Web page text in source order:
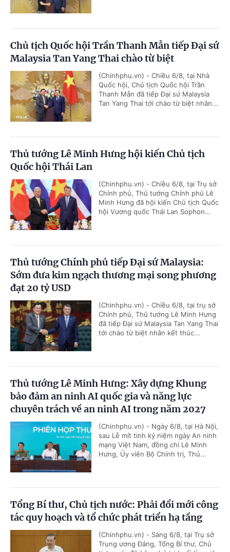
Chủ tịch Quốc hội Trần Thanh Mẫn tiếp Đại sứ
Malaysia Tan Yang Thai chào từ biệt
(Chinhphu.vn) - Chiều 6/8, tại Nhà
Quốc hội, Chủ tịch Quốc hội Trần
Thanh Mẫn đã tiếp Đại sứ Malaysia
Tan Yang Thai tới chào từ biệt nhân...
Thủ tướng Lê Minh Hưng hội kiến Chủ tịch
Quốc hội Thái Lan
(Chinhphu.vn) - Chiều 6/8, tại Trụ sở
Chính phủ, Thủ tướng Chính phủ Lê
Minh Hưng đã hội kiến Chủ tịch Quốc
hội Vương quốc Thái Lan Sophon...
Thủ tướng Chính phủ tiếp Đại sứ Malaysia:
Sớm đưa kim ngạch thương mại song phương
đạt 20 tỷ USD
(Chinhphu.vn) - Chiều 6/8, tại trụ sở
Chính phủ, Thủ tướng Lê Minh Hưng
đã tiếp Đại sứ Malaysia Tan Yang Thai
tới chào từ biệt nhân kết thúc...
Thủ tướng Lê Minh Hưng: Xây dựng Khung
bảo đảm an ninh AI quốc gia và năng lực
chuyên trách về an ninh AI trong năm 2027
(Chinhphu.vn) - Ngày 6/8, tại Hà Nội,
sau Lễ mít tinh kỷ niệm ngày An ninh
mạng Việt Nam, đồng chí Lê Minh
Hưng, Ủy viên Bộ Chính trị, Thủ...
Tổng Bí thư, Chủ tịch nước: Phải đổi mới công
tác quy hoạch và tổ chức phát triển hạ tầng
(Chinhphu.vn) - Sáng 6/8, tại Trụ sở
Trung ương Đảng, Tổng Bí thư, Chủ